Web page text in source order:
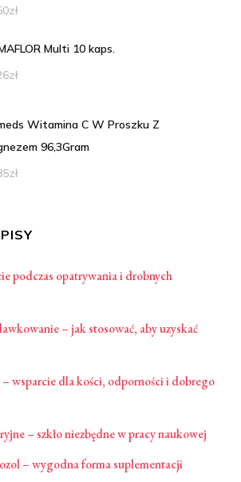
zł
Multi 10 kaps.
zł
Witamina C W Proszku Z
96,3Gram
zł
podczas opatrywania i drobnych
– jak stosować, aby uzyskać
wsparcie dla kości, odporności i dobrego
– szkło niezbędne w pracy naukowej
– wygodna forma suplementacji